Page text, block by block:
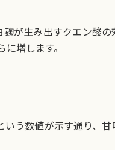
が生み出すクエン酸
増します。
う数値が示す通り、